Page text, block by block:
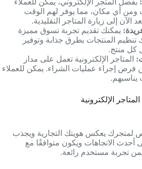
أي مكان، مما يوفر لهم الوقت
الآن إلى زيارة المتاجر التقليدية.
يمكنك تقديم تجربة تسوق مميزة
المنتجات بطرق جذابة وتوفير
كل منتج.
المتاجر الإلكترونية تعمل على مدار
فرص إجراء عمليات الشراء. يمكن للعملاء
الإلكترونية
لمتجرك يعكس هويتك التجارية ويجذب
أحدث الاتجاهات ويكون متوافقًا مع
تجربة مستخدم رائعة.